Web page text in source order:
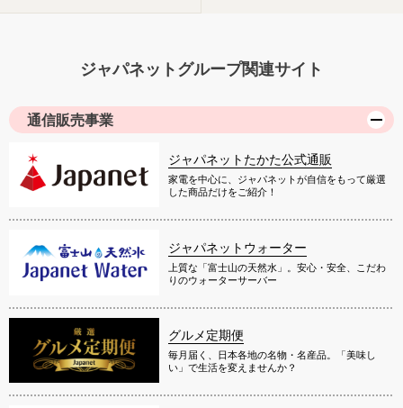
ジャパネットグループ関連サイト
通信販売事業
ジャパネットたかた公式通販
家電を中心に、ジャパネットが自信をもって厳選
した商品だけをご紹介！
ジャパネットウォーター
上質な「富士山の天然水」。安心・安全、こだわ
りのウォーターサーバー
グルメ定期便
毎月届く、日本各地の名物・名産品。「美味し
い」で生活を変えませんか？